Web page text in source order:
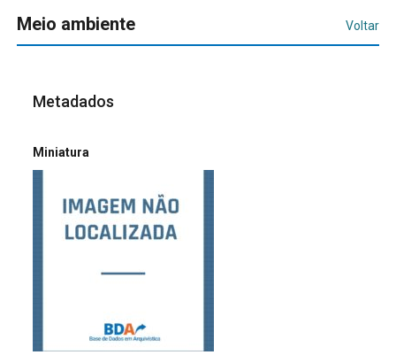
Meio ambiente Voltar
Metadados
Miniatura